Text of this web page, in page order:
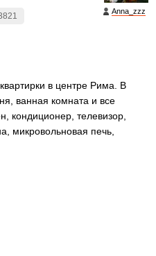
Anna_zzz
в центре Рима. В
ванная комната и все
кондиционер, телевизор,
микровольновая печь,